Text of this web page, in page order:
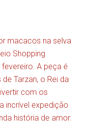
macacos na selva
Shopping
A peça é
Tarzan, o Rei da
com os
incrível expedição
história de amor.